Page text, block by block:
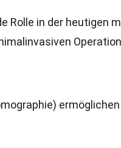
Rolle in der heutigen